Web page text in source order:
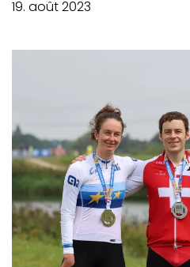
19. août 2023